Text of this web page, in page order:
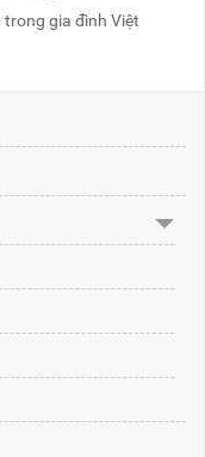
gia đình Việt